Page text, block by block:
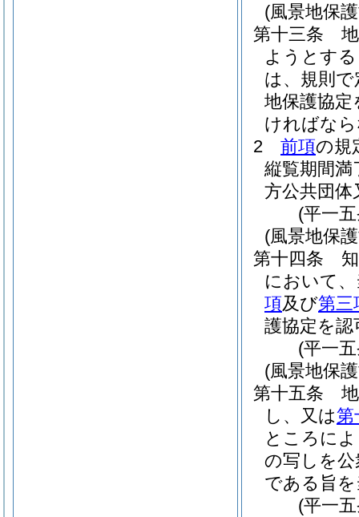
(風景地保
第十三条
ようとす
は、規則
地保護協
ければな
2
前項の規
縦覧期間
方公共団
(平一
(風景地保
第十四条
において
項及び第三
護協定を
(平一
(風景地保
第十五条
し、又は第
ところに
の写しを
である旨
(平一